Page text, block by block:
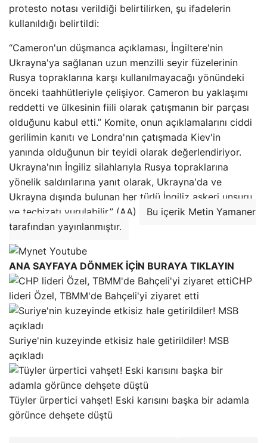
protesto notası verildiği belirtilirken, şu ifadelerin
kullanıldığı belirtildi:
“Cameron'un düşmanca açıklaması, İngiltere'nin
Ukrayna'ya sağlanan uzun menzilli seyir füzelerinin
Rusya topraklarına karşı kullanılmayacağı yönündeki
önceki taahhütleriyle çelişiyor. Cameron bu yaklaşımı
reddetti ve ülkesinin fiili olarak çatışmanın bir parçası
olduğunu kabul etti.” Komite, onun açıklamalarını ciddi
gerilimin kanıtı ve Londra'nın çatışmada Kiev'in
yanında olduğunun bir teyidi olarak değerlendiriyor.
Ukrayna'nın İngiliz silahlarıyla Rusya topraklarına
yönelik saldırılarına yanıt olarak, Ukrayna'da ve
Ukrayna dışında bulunan her türlü İngiliz askeri unsuru
ve teçhizatı vurulabilir.” (AA)
Bu içerik Metin Yamaner
tarafından yayınlanmıştır.
ANA SAYFAYA DÖNMEK İÇİN BURAYA TIKLAYIN
CHP
lideri Özel, TBMM'de Bahçeli'yi ziyaret etti
Suriye'nin kuzeyinde etkisiz hale getirildiler! MSB
açıkladı
Tüyler ürpertici vahşet! Eski karısını başka bir adamla
görünce dehşete düştü